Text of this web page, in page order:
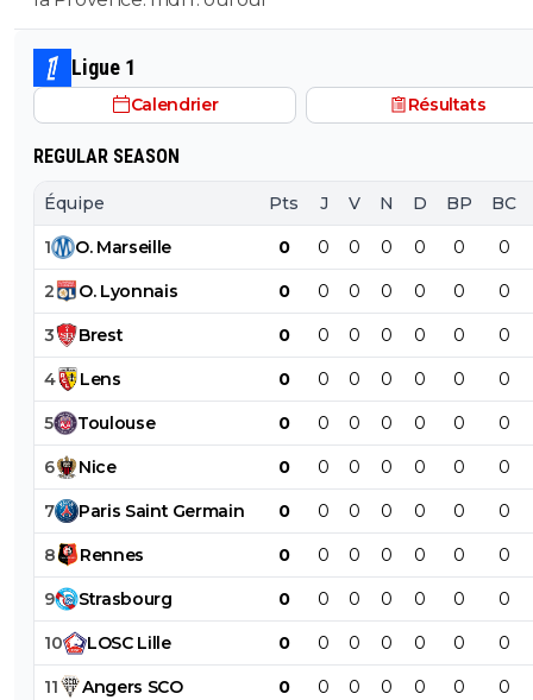
Ligue 1
Calendrier Résultats
REGULAR SEASON
Équipe Pts J V N D BP BC
1 O. Marseille 0 0 0 0 0 0 0
2 O. Lyonnais 0 0 0 0 0 0 0
3 Brest 0 0 0 0 0 0 0
4 Lens 0 0 0 0 0 0 0
5 Toulouse 0 0 0 0 0 0 0
6 Nice 0 0 0 0 0 0 0
7 Paris Saint Germain 0 0 0 0 0 0 0
8 Rennes 0 0 0 0 0 0 0
9 Strasbourg 0 0 0 0 0 0 0
10 LOSC Lille 0 0 0 0 0 0 0
11 Angers SCO 0 0 0 0 0 0 0